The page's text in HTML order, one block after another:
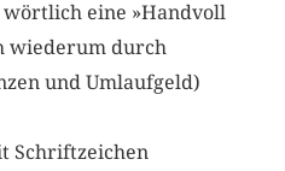
eine »Handvoll
wiederum durch
und Umlaufgeld)
Schriftzeichen